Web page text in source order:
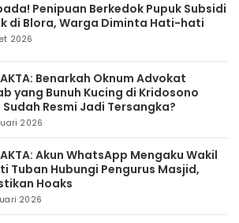
Penipuan Berkedok Pupuk Subsidi
di Blora, Warga Diminta Hati-hati
2026
Benarkah Oknum Advokat
yang Bunuh Kucing di Kridosono
Sudah Resmi Jadi Tersangka?
2026
Akun WhatsApp Mengaku Wakil
Tuban Hubungi Pengurus Masjid,
Hoaks
2026